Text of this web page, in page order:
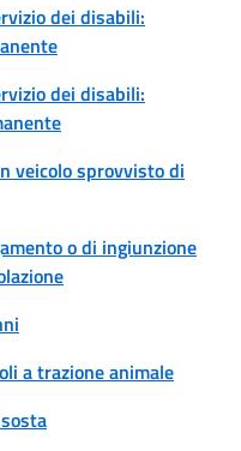
dei disabili:
dei disabili:
veicolo sprovvisto di
o di ingiunzione
a trazione animale